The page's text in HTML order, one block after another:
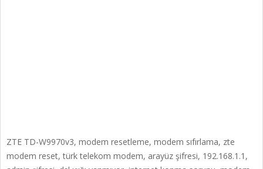
ZTE TD-W9970v3, modem resetleme, modem sıfırlama, zte
modem reset, türk telekom modem, arayüz şifresi, 192.168.1.1,